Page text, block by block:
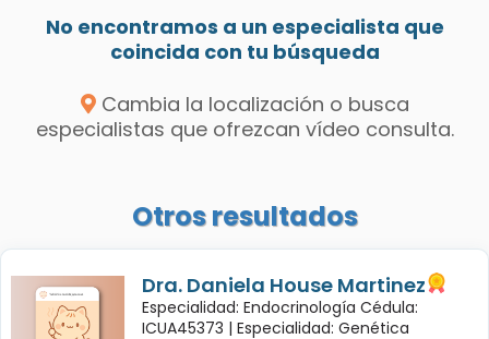
No encontramos a un especialista que
coincida con tu búsqueda
Cambia la localización o busca
especialistas que ofrezcan vídeo consulta.
Otros resultados
Dra. Daniela House Martinez
Especialidad: Endocrinología Cédula:
ICUA45373 | Especialidad: Genética